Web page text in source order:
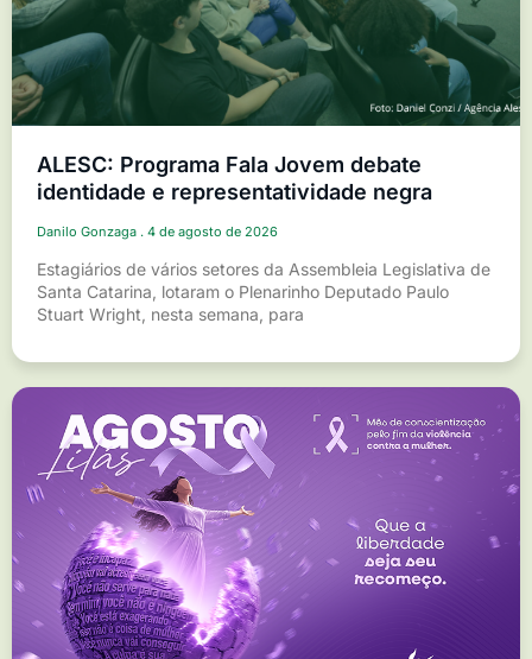
ALESC: Programa Fala Jovem debate
identidade e representatividade negra
Danilo Gonzaga 4 de agosto de 2026
Estagiários de vários setores da Assembleia Legislativa de
Santa Catarina, lotaram o Plenarinho Deputado Paulo
Stuart Wright, nesta semana, para